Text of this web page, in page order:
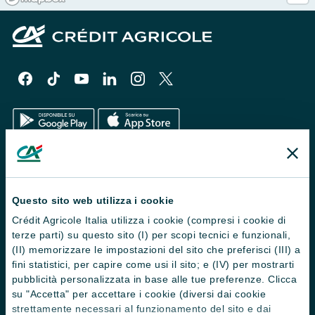
Questo sito web utilizza i cookie
Crédit Agricole Italia utilizza i cookie (compresi i cookie di
terze parti) su questo sito (I) per scopi tecnici e funzionali,
(II) memorizzare le impostazioni del sito che preferisci (III) a
fini statistici, per capire come usi il sito; e (IV) per mostrarti
pubblicità personalizzata in base alle tue preferenze. Clicca
su "Accetta" per accettare i cookie (diversi dai cookie
strettamente necessari al funzionamento del sito e dai
Trova filiali
Contattaci
Domande frequenti
Successioni
Servizi e pagamenti digitali